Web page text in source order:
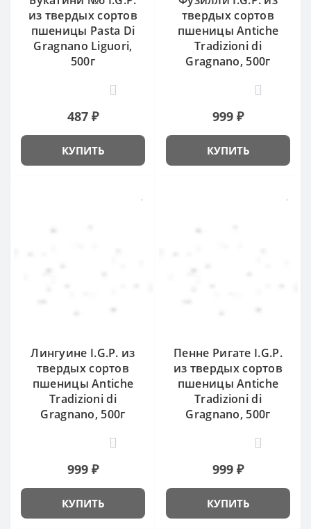
из твердых сортов
пшеницы Pasta Di
Gragnano Liguori,
500г
487 ₽
КУПИТЬ
твердых сортов
пшеницы Antiche
Tradizioni di
Gragnano, 500г
999 ₽
КУПИТЬ
Лингуине I.G.P. из
твердых сортов
пшеницы Antiche
Tradizioni di
Gragnano, 500г
999 ₽
КУПИТЬ
Пенне Ригате I.G.P.
из твердых сортов
пшеницы Antiche
Tradizioni di
Gragnano, 500г
999 ₽
КУПИТЬ